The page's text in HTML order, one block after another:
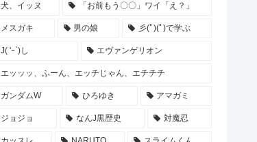
犬、イッヌ 「お前もう〇〇」ワイ「え？」
メスガキ 男の娘 彡(ﾟ)(ﾟ)で学ぶ
J( 'ｰ`)し エヴァンゲリオン
エッッッ、ふーん、エッチじゃん、エチチチ
ガンダムW ひろゆき アマガミ
ジョジョ なんJ黒歴史 対魔忍